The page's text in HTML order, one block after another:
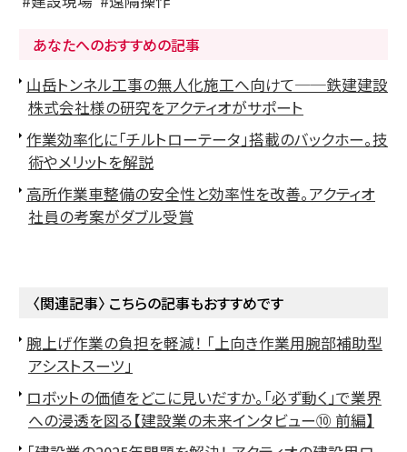
あなたへのおすすめの記事
山岳トンネル工事の無人化施工へ向けて──鉄建建設
株式会社様の研究をアクティオがサポート
作業効率化に「チルトローテータ」搭載のバックホー。技
術やメリットを解説
高所作業車整備の安全性と効率性を改善。アクティオ
社員の考案がダブル受賞
〈関連記事〉 こちらの記事もおすすめです
腕上げ作業の負担を軽減！ 「上向き作業用腕部補助型
アシストスーツ」
ロボットの価値をどこに見いだすか。「必ず動く」で業界
への浸透を図る【建設業の未来インタビュー⑩ 前編】